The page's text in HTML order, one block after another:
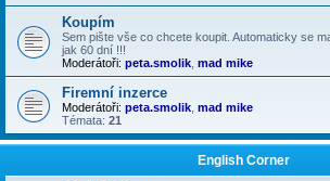
Koupím
Sem pište vše co chcete koupit. Automaticky se
jak 60 dní !!!
Moderátoři: peta.smolik mad mike
Firemní inzerce
Moderátoři: peta.smolik mad mike
Témata: 21
English Corner